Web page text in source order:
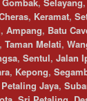
, Keramat,
, Ampang, Batu
, Taman Melati,
, Sentul, Jalan
, Kepong,
Petaling Jaya,